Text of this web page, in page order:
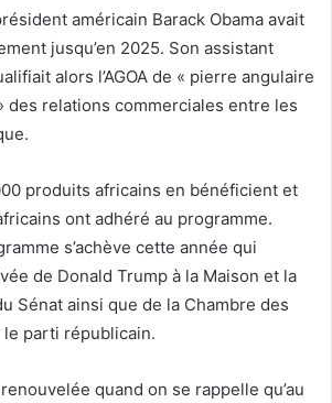
américain Barack Obama avait
jusqu’en 2025. Son assistant
alors l’AGOA de « pierre angulaire
des relations commerciales entre les
produits africains en bénéficient et
ont adhéré au programme.
s’achève cette année qui
de Donald Trump à la Maison et la
Sénat ainsi que de la Chambre des
parti républicain.
renouvelée quand on se rappelle qu’au